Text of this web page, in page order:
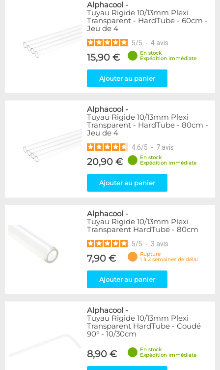
Alphacool -
Tuyau Rigide 10/13mm Plexi
Transparent - HardTube - 60cm -
Jeu de 4
5/5 - 4 avis
15,90 €
En stock
Expédition immédiate
Ajouter au panier
Alphacool -
Tuyau Rigide 10/13mm Plexi
Transparent - HardTube - 80cm -
Jeu de 4
4.6/5 - 7 avis
20,90 €
En stock
Expédition immédiate
Ajouter au panier
Alphacool -
Tuyau Rigide 10/13mm Plexi
Transparent HardTube - 80cm
5/5 - 3 avis
7,90 €
Rupture
1 à 2 semaines de délai
Ajouter au panier
Alphacool -
Tuyau Rigide 10/13mm Plexi
Transparent HardTube - Coudé
90° - 10/30cm
8,90 €
En stock
Expédition immédiate